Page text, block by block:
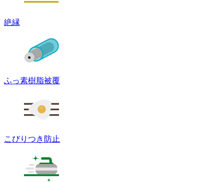
絶縁
ふっ素樹脂被覆
こびりつき防止